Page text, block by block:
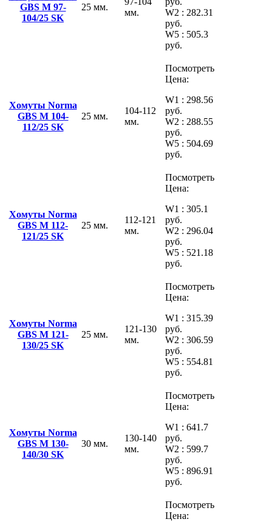
GBS M 97-
104/25 SK
25 мм.
мм.
W2 : 282.31
руб.
W5 : 505.3
руб.
Хомуты Norma
GBS M 104-
112/25 SK
25 мм.
104-112
мм.
Посмотреть
Цена:
W1 : 298.56
руб.
W2 : 288.55
руб.
W5 : 504.69
руб.
Хомуты Norma
GBS M 112-
121/25 SK
25 мм.
112-121
мм.
Посмотреть
Цена:
W1 : 305.1
руб.
W2 : 296.04
руб.
W5 : 521.18
руб.
Хомуты Norma
GBS M 121-
130/25 SK
25 мм.
121-130
мм.
Посмотреть
Цена:
W1 : 315.39
руб.
W2 : 306.59
руб.
W5 : 554.81
руб.
Хомуты Norma
GBS M 130-
140/30 SK
30 мм.
130-140
мм.
Посмотреть
Цена:
W1 : 641.7
руб.
W2 : 599.7
руб.
W5 : 896.91
руб.
Посмотреть
Цена: